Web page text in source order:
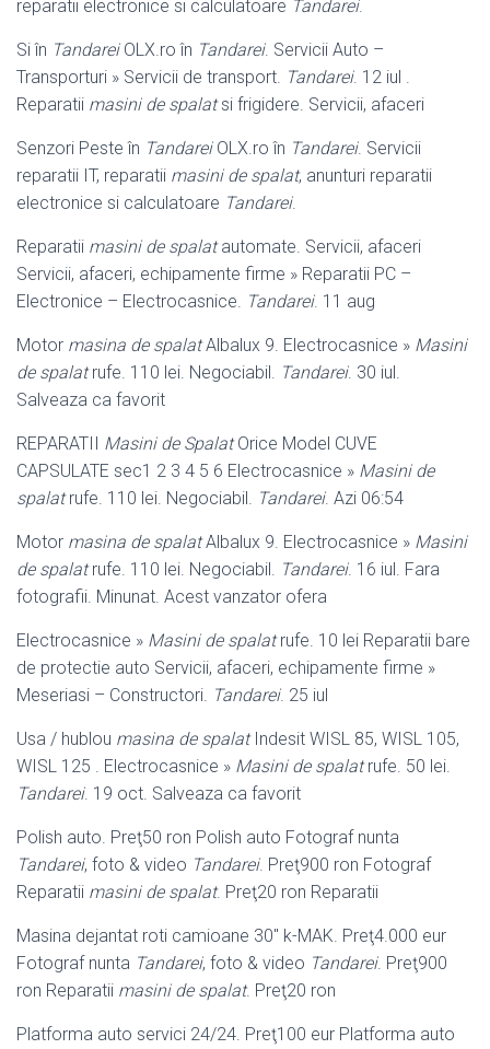
reparatii electronice si calculatoare Tandarei.
Si în TandareiOLX.ro în Tandarei. Servicii Auto –
Transporturi » Servicii de transport. Tandarei. 12 iul .
Reparatii masini de spalatsi frigidere. Servicii, afaceri
Senzori Peste în TandareiOLX.ro în Tandarei. Servicii
reparatii IT, reparatii masini de spalat, anunturi reparatii
electronice si calculatoare Tandarei.
Reparatii masini de spalatautomate. Servicii, afaceri
Servicii, afaceri, echipamente firme » Reparatii PC –
Electronice – Electrocasnice.
Tandarei. 11 aug
Motor masina de spalatAlbalux 9. Electrocasnice » Masini
de spalatrufe. 110 lei. Negociabil. Tandarei. 30 iul.
Salveaza ca favorit
REPARATII Masini de SpalatOrice Model CUVE
CAPSULATE sec1 2 3 4 5 6 Electrocasnice » Masini de
spalatrufe. 110 lei. Negociabil. Tandarei. Azi 06:54
Motor masina de spalatAlbalux 9. Electrocasnice » Masini
de spalatrufe. 110 lei. Negociabil. Tandarei. 16 iul. Fara
fotografii. Minunat. Acest vanzator ofera
Electrocasnice » Masini de spalatrufe. 10 lei Reparatii bare
de protectie auto Servicii, afaceri, echipamente firme »
Meseriasi – Constructori. Tandarei. 25 iul
Usa / hublou masina de spalatIndesit WISL 85, WISL 105,
WISL 125 . Electrocasnice » Masini de spalatrufe. 50 lei.
Tandarei. 19 oct. Salveaza ca favorit
Polish auto. Preţ50 ron Polish auto Fotograf nunta
Tandarei, foto & video Tandarei. Preţ900 ron Fotograf
Reparatii masini de spalat. Preţ20 ron Reparatii
Masina dejantat roti camioane 30″ k-MAK. Preţ4.000 eur
Fotograf nunta Tandarei, foto & video Tandarei. Preţ900
ron Reparatii masini de spalat. Preţ20 ron
Platforma auto servici 24/24. Preţ100 eur Platforma auto